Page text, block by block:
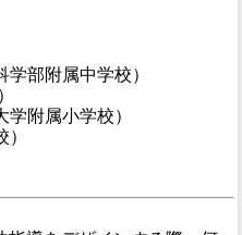
部附属中学校）
附属小学校）